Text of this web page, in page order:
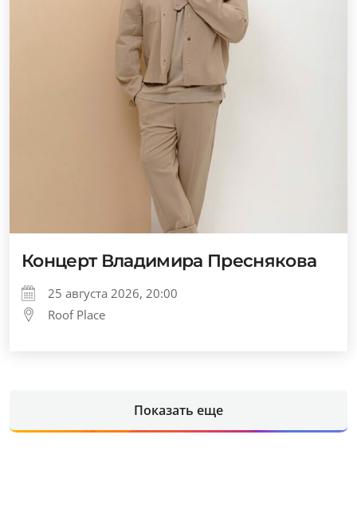
Концерт Владимира Преснякова
25 августа 2026, 20:00
Roof Place
Показать еще